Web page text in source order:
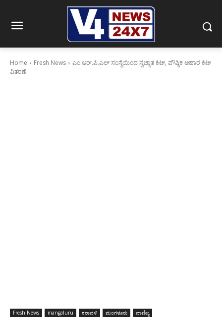
Home Fresh News
ಎಂ.ಆರ್.ಪಿ.ಎಲ್ ಸಂಸ್ಥೆಯಿಂದ ಸ್ವಚ್ಚಾತ ಕಿಟ್, ಪೌಷ್ಠಿಕ ಆಹಾರ ಕಿಟ್
ವಿತರಣೆ
Fresh News mangaluru ಕರಾವಳಿ ಮಂಗಳೂರು ವಾಣಿಜ್ಯ